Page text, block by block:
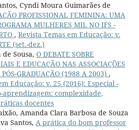
Cyndi Moura Guimarães de
PROFISSIONAL FEMININA: UMA
MULHERES MIL NO IFS -
, Revista Temas em Educação: v.
(set.-dez.)
Sousa, O DEBATE SOBRE
E EDUCAÇÃO NAS ASSOCIAÇÕES
GRADUAÇÃO (1988 A 2003) ,
Educação: v. 25 (2016): Especial -
aprendizagem: complexidade,
docentes
Amanda Clara Barbosa de Souza
Santos, A prática do bom professor